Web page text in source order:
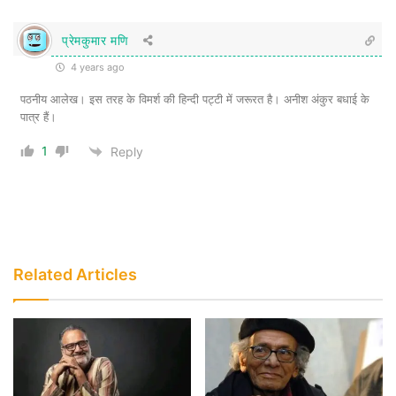
बुद्धिजीवियों की भूमिका के सम्बन्ध में उनकी सोच तथा
उनकी यह चेतावनी कि उत्पीड़ितों के बीच से
निकलकर बना अभिजन कैसे नया उत्पीड़क बन
सकता है, फैनन का ही प्रभाव था।
प्रेमकुमार मणि
4 years ago
पठनीय आलेख। इस तरह के विमर्श की हिन्दी पट्टी में जरूरत है। अनीश अंकुर बधाई के
पात्र हैं।
1 Reply
Related Articles